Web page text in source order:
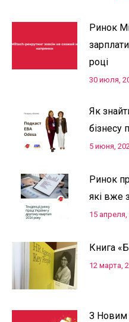
Ринок
році
30 июля,
Як
бізнесу
5 июня,
Ринок
які вже
15 апреля,
Книга
12 марта,
З Новим